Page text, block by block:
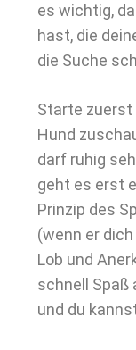
es wichtig,
hast, die
die Suche
Starte zuerst
Hund
darf ruhig
geht es erst
Prinzip des
(wenn er
Lob und
schnell Spaß
und du